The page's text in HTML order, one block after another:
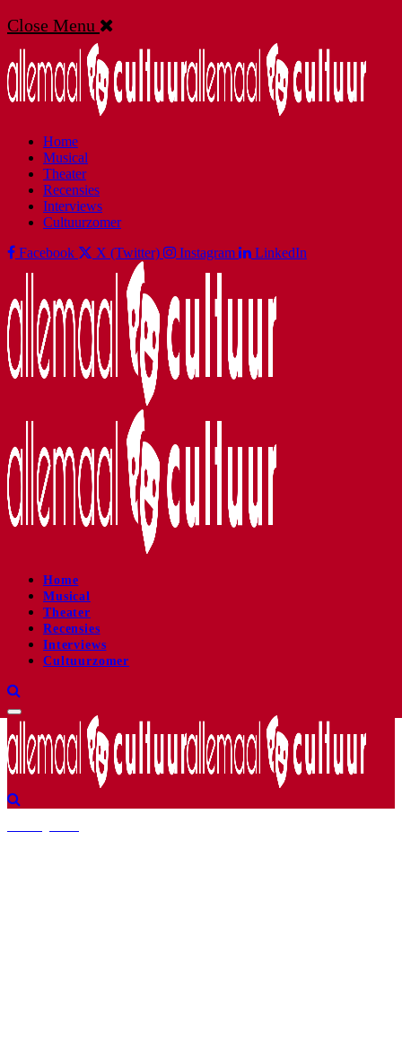
Close Menu
Home
Musical
Theater
Recensies
Interviews
Cultuurzomer
Facebook
X (Twitter) Instagram LinkedIn
Home
Musical
Theater
Recensies
Interviews
Cultuurzomer